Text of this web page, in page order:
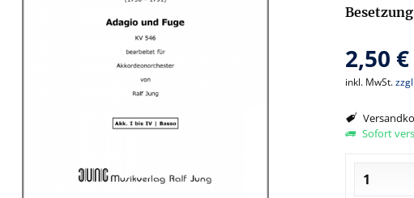
2,50
inkl. MwSt.
Sofort